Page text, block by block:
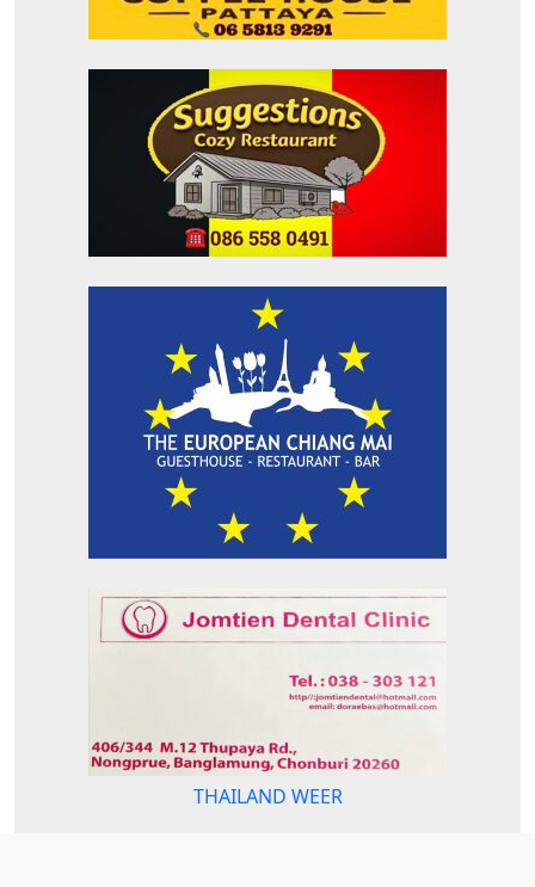
THAILAND WEER